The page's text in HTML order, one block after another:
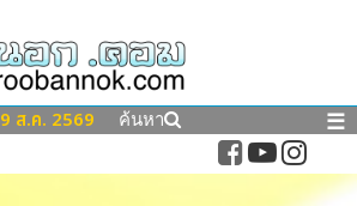
9 ส.ค. 2569 ค้นหา ☰